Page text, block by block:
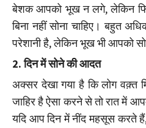
बेशक आपको भूख न लगे, लेकिन
बिना नहीं सोना चाहिए। बहुत
परेशानी है, लेकिन भूख भी आपको
2. ​दिन में सोने की आदत
अक्सर देखा गया है कि लोग वक़्त
जाहिर है ऐसा करने से तो रात में
यदि आप दिन में नींद महसूस करते